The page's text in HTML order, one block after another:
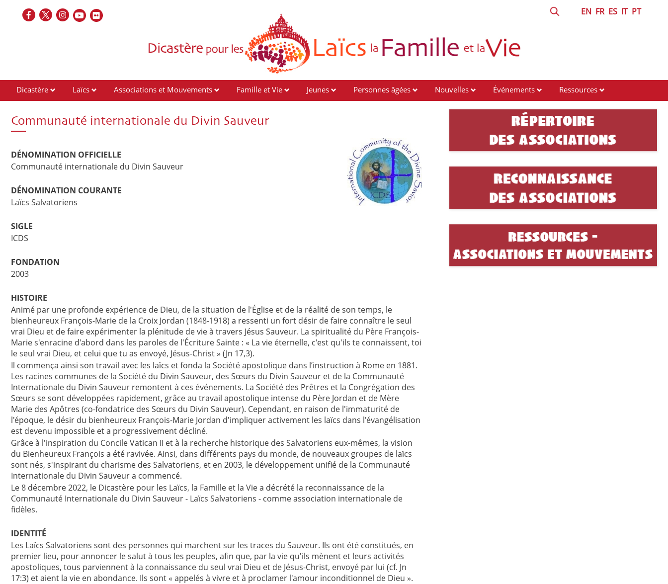
EN FR ES IT PT
Dicastère Laïcs Associations et Mouvements Famille et Vie Jeunes Personnes âgées Nouvelles Événements
Ressources
Communauté internationale du Divin Sauveur
DÉNOMINATION OFFICIELLE
Communauté internationale du Divin Sauveur
DÉNOMINATION COURANTE
Laïcs Salvatoriens
SIGLE
ICDS
FONDATION
2003
HISTOIRE
Animé par une profonde expérience de Dieu, de la situation de l'Église et de la réalité de son temps, le
bienheureux François-Marie de la Croix Jordan (1848-1918) a ressenti un fort désir de faire connaître le seul
vrai Dieu et de faire expérimenter la plénitude de vie à travers Jésus Sauveur. La spiritualité du Père François-
Marie s'enracine d'abord dans les paroles de l'Écriture Sainte : « La vie éternelle, c'est qu'ils te connaissent, toi
le seul vrai Dieu, et celui que tu as envoyé, Jésus-Christ » (Jn 17,3).
Il commença ainsi son travail avec les laïcs et fonda la Société apostolique dans l’instruction à Rome en 1881.
Les racines communes de la Société du Divin Sauveur, des Sœurs du Divin Sauveur et de la Communauté
Internationale du Divin Sauveur remontent à ces événements. La Société des Prêtres et la Congrégation des
Sœurs se sont développées rapidement, grâce au travail apostolique intense du Père Jordan et de Mère
Marie des Apôtres (co-fondatrice des Sœurs du Divin Sauveur). Cependant, en raison de l'immaturité de
l'époque, le désir du bienheureux François-Marie Jordan d'impliquer activement les laïcs dans l'évangélisation
est devenu impossible et a progressivement décliné.
Grâce à l'inspiration du Concile Vatican II et à la recherche historique des Salvatoriens eux-mêmes, la vision
du Bienheureux François a été ravivée. Ainsi, dans différents pays du monde, de nouveaux groupes de laïcs
sont nés, s'inspirant du charisme des Salvatoriens, et en 2003, le développement unifié de la Communauté
Internationale du Divin Sauveur a commencé.
Le 8 décembre 2022, le Dicastère pour les Laïcs, la Famille et la Vie a décrété la reconnaissance de la
Communauté Internationale du Divin Sauveur - Laïcs Salvatoriens - comme association internationale de
fidèles.
IDENTITÉ
Les Laïcs Salvatoriens sont des personnes qui marchent sur les traces du Sauveur. Ils ont été constitués, en
premier lieu, pour annoncer le salut à tous les peuples, afin que, par la vie qu'ils mènent et leurs activités
apostoliques, tous parviennent à la connaissance du seul vrai Dieu et de Jésus-Christ, envoyé par lui (cf. Jn
17:3) et aient la vie en abondance. Ils sont « appelés à vivre et à proclamer l'amour inconditionnel de Dieu ».